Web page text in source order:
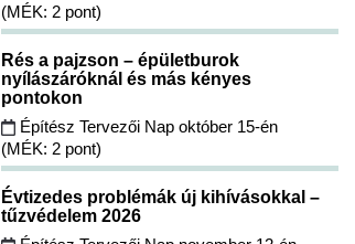
(MÉK: 2 pont)
Rés a pajzson – épületburok
nyílászáróknál és más kényes
pontokon
Építész Tervezői Nap október 15-én
(MÉK: 2 pont)
Évtizedes problémák új kihívásokkal –
tűzvédelem 2026